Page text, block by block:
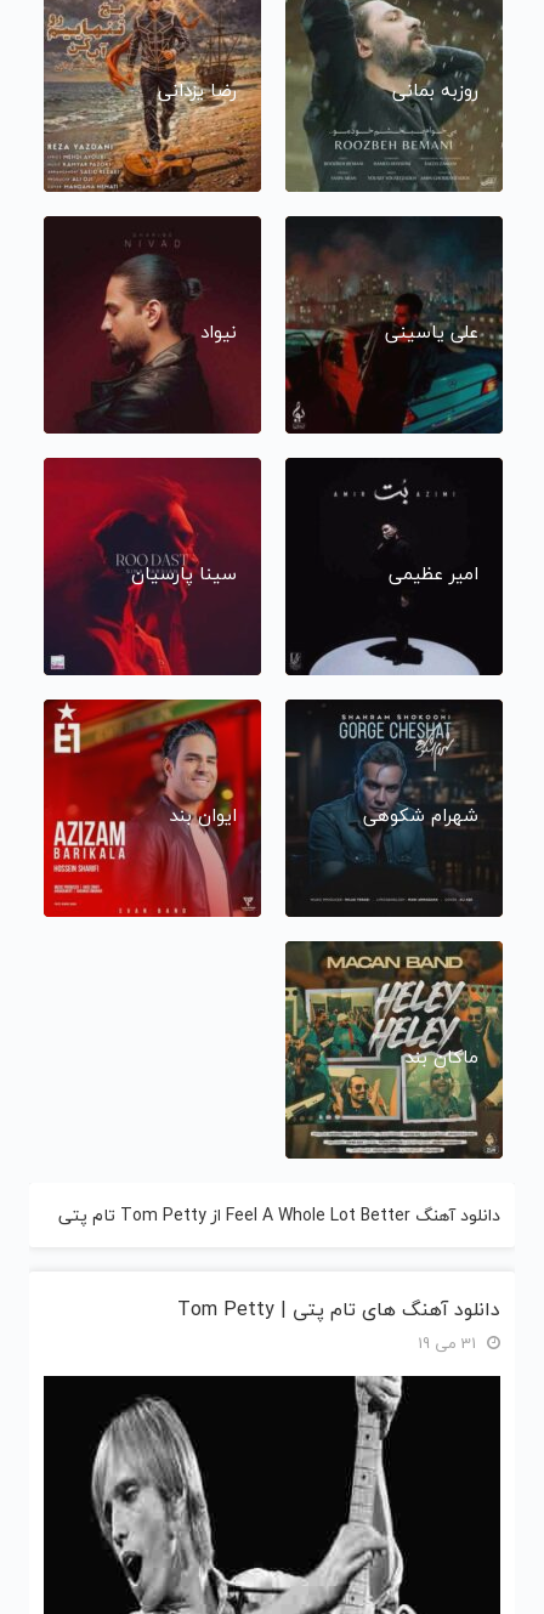
روزبه بمانی رضا یزدانی
علی یاسینی نیواد
امیر عظیمی سینا پارسیان
شهرام شکوهی ایوان بند
ماکان بند
دانلود آهنگ Feel A Whole Lot Better از Tom Petty تام پتی
دانلود آهنگ های تام پتی | Tom Petty